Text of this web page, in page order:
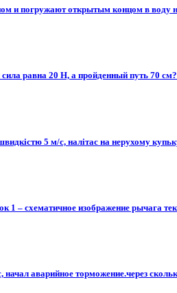
и погружают открытым концом в воду
равна 20 Н, а пройденный путь 70
5 м/с, налiтас на нерухому
1 – схематичное изображение рычага
аварийное торможение.через